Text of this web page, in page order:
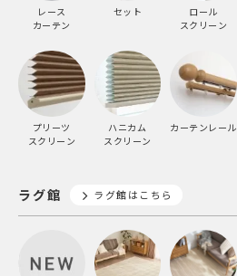
レース
カーテン
セット
ロール
スクリーン
プリーツ
スクリーン
ハニカム
スクリーン
カーテンレール
ラグ館 ラグ館はこちら